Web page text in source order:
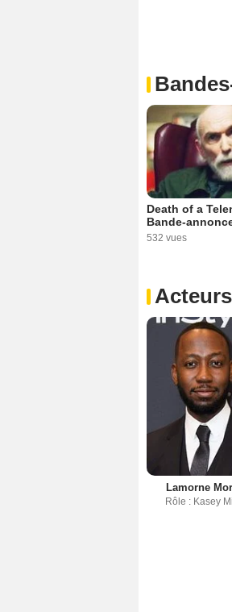
Death of a
Bande-
532 vues
Lamorne
Rôle : Kasey